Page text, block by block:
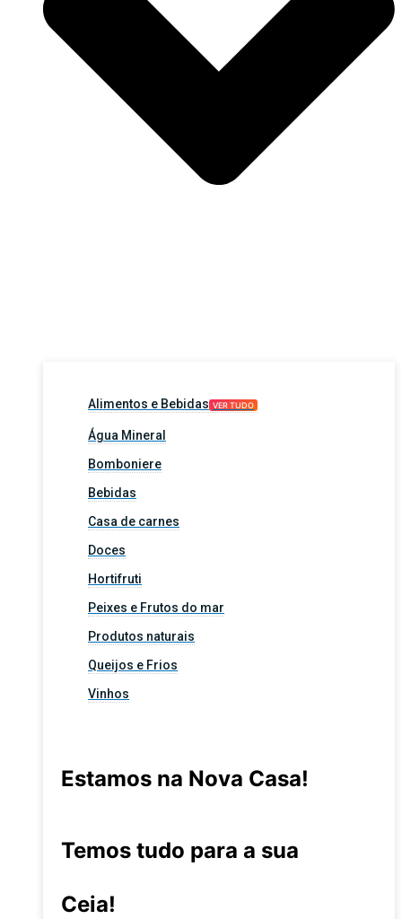
Alimentos e Bebidas VER TUDO
Água Mineral
Bomboniere
Bebidas
Casa de carnes
Doces
Hortifruti
Peixes e Frutos do mar
Produtos naturais
Queijos e Frios
Vinhos
Estamos na Nova Casa!
Temos tudo para a sua
Ceia!